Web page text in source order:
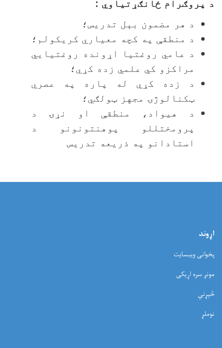
پروګرام ځانګړتياوي :
د هر مضمون بېل تدريس؛
د منطقې په کچه معياري کريکولم؛
د عامي روغتيا اړونده روغتيايي
مراکزو کي علمي زده کړي؛
د زده کړي له پاره په عصري
ټکنالوژۍ مجهز ټولګي؛
د هيواد، منطقې او نړۍ د
پرومختللو پوهنتونونو د
استادانو په ذريعه تدريس
ویبسایت
سره اړیکی